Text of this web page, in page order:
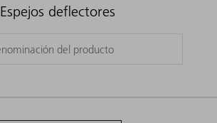
Espejos deflectores